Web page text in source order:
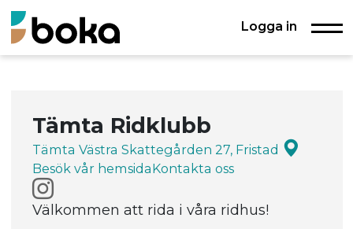
Logga in
Tämta Ridklubb
Tämta Västra Skattegården 27, Fristad
Besök vår hemsidaKontakta oss
Välkommen att rida i våra ridhus!